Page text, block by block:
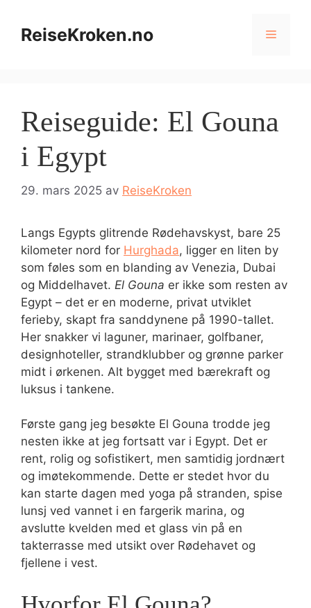
innholdReiseKroken.no Meny
Reiseguide: El Gouna
i Egypt
29. mars 2025 av ReiseKroken
Langs Egypts glitrende Rødehavskyst, bare 25
kilometer nord for Hurghada, ligger en liten by
som føles som en blanding av Venezia, Dubai
og Middelhavet. El Gouna er ikke som resten av
Egypt – det er en moderne, privat utviklet
ferieby, skapt fra sanddynene på 1990-tallet.
Her snakker vi laguner, marinaer, golfbaner,
designhoteller, strandklubber og grønne parker
midt i ørkenen. Alt bygget med bærekraft og
luksus i tankene.
Første gang jeg besøkte El Gouna trodde jeg
nesten ikke at jeg fortsatt var i Egypt. Det er
rent, rolig og sofistikert, men samtidig jordnært
og imøtekommende. Dette er stedet hvor du
kan starte dagen med yoga på stranden, spise
lunsj ved vannet i en fargerik marina, og
avslutte kvelden med et glass vin på en
takterrasse med utsikt over Rødehavet og
fjellene i vest.